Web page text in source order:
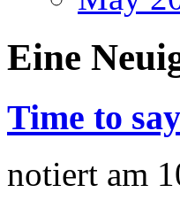
Eine
Time to
notiert am